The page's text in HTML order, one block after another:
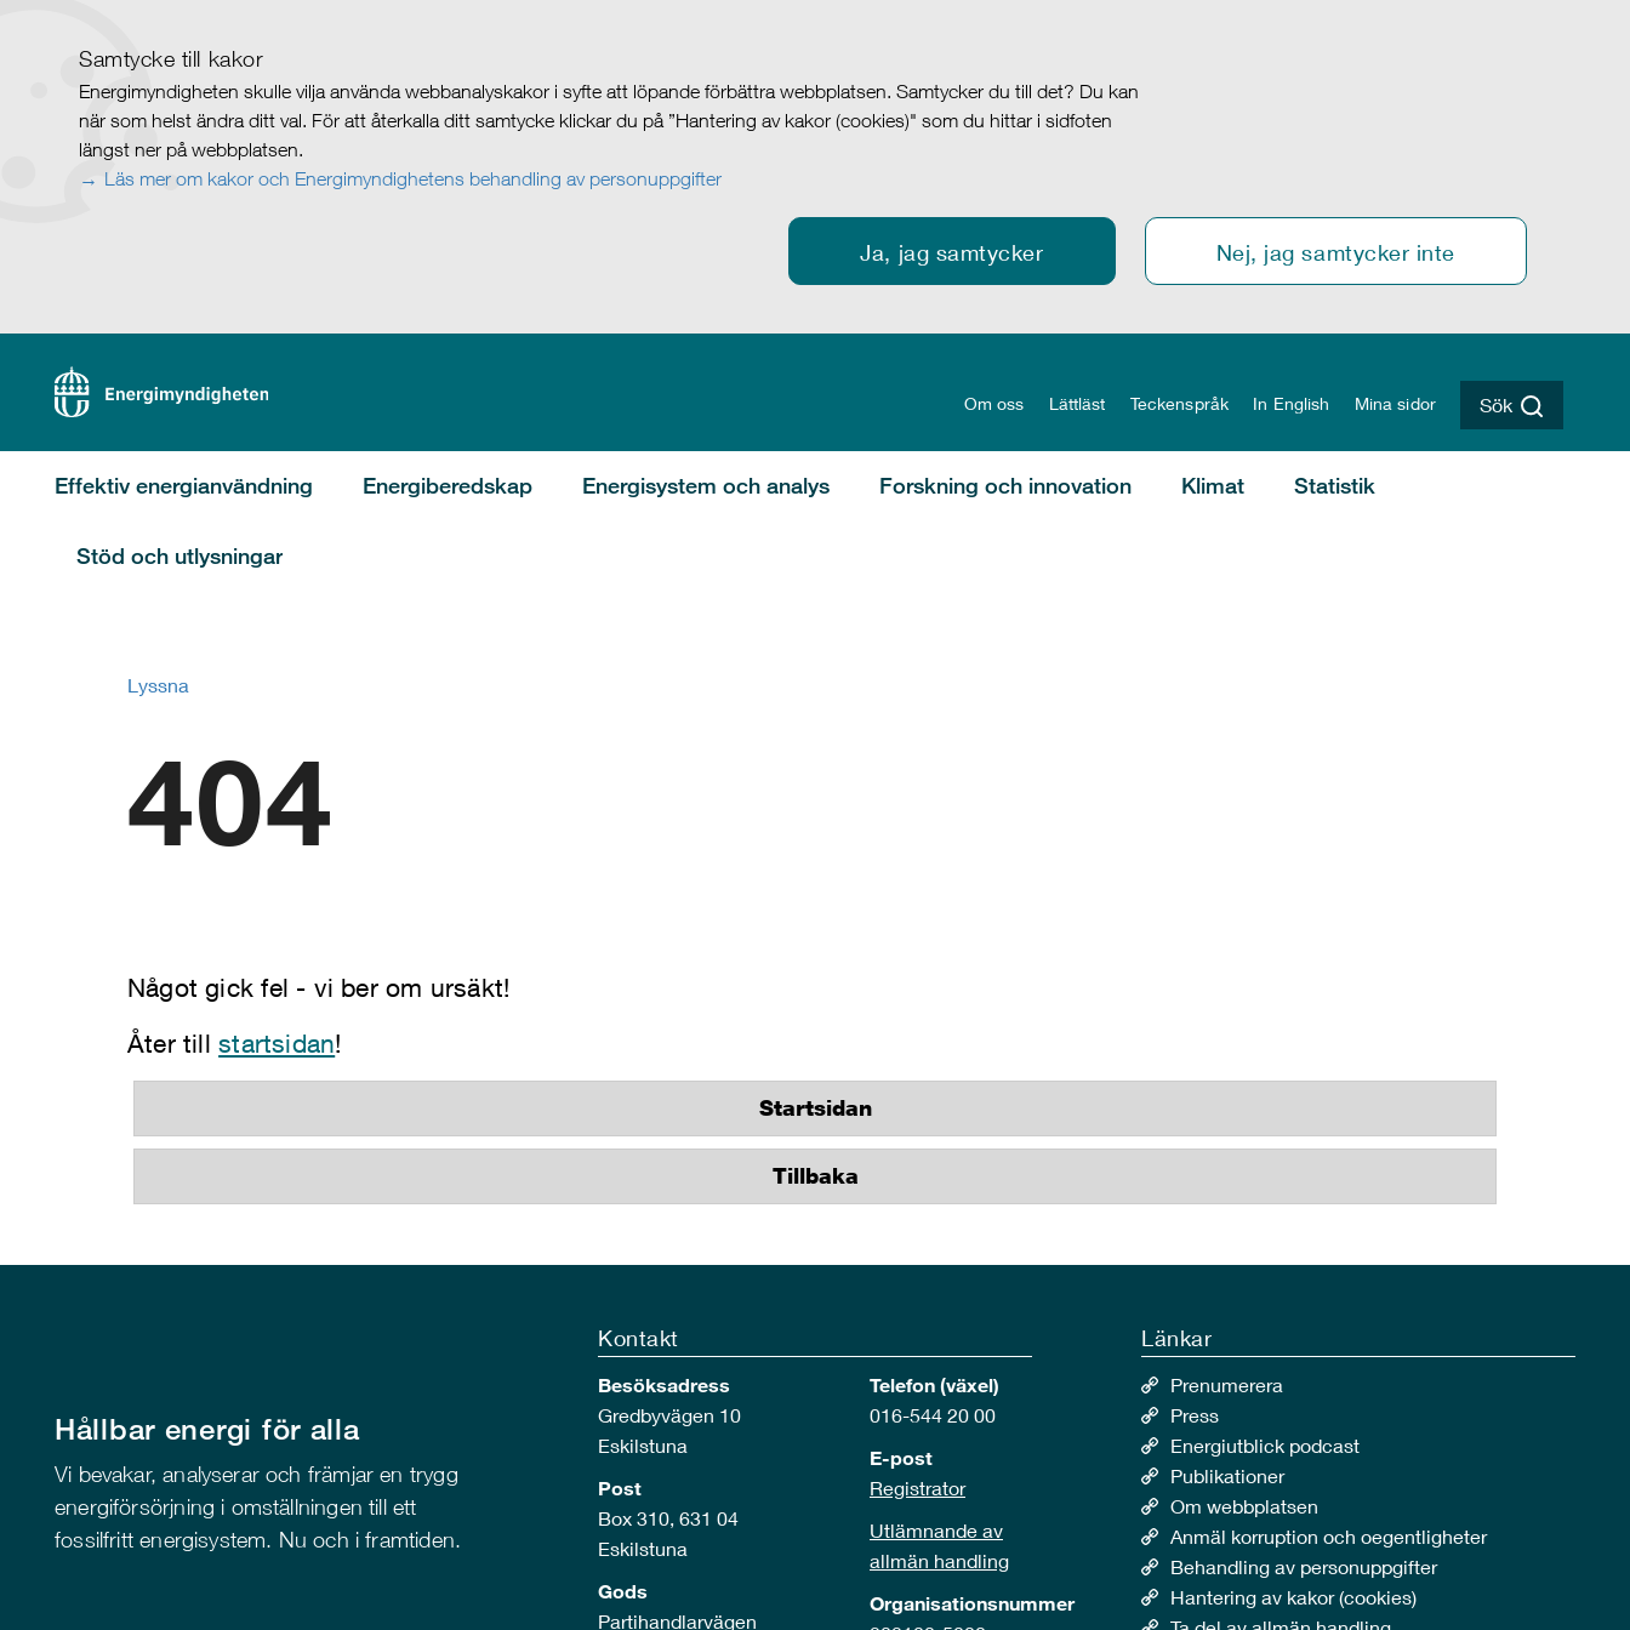
Samtycke till kakor
Energimyndigheten skulle vilja använda webbanalyskakor i syfte att löpande förbättra webbplatsen. Samtycker du till det? Du kan
när som helst ändra ditt val. För att återkalla ditt samtycke klickar du på ”Hantering av kakor (cookies)" som du hittar i sidfoten
längst ner på webbplatsen.
Läs mer om kakor och Energimyndighetens behandling av personuppgifter
Ja, jag samtycker Nej, jag samtycker inte
Om oss Lättläst Teckenspråk In English Mina sidor Sök
Effektiv energianvändning Energiberedskap Energisystem och analys Forskning och innovation Klimat Statistik
Stöd och utlysningar
Lyssna
404
Något gick fel - vi ber om ursäkt!
Åter tillstartsidan!
Startsidan
Tillbaka
Hållbar energi för alla
Vi bevakar, analyserar och främjar en trygg
energiförsörjning i omställningen till ett
fossilfritt energisystem. Nu och i framtiden.
Kontakt
Besöksadress
Gredbyvägen 10
Eskilstuna
Post
Box 310, 631 04
Eskilstuna
Gods
Partihandlarvägen
Telefon (växel)
016-544 20 00
E-post
Registrator
Utlämnande av
allmän handling
Organisationsnummer
Länkar
Prenumerera
Press
Energiutblick podcast
Publikationer
Om webbplatsen
Anmäl korruption och oegentligheter
Behandling av personuppgifter
Hantering av kakor (cookies)